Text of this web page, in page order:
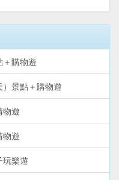
＋購物遊
景點＋購物遊
物遊
物遊
玩樂遊